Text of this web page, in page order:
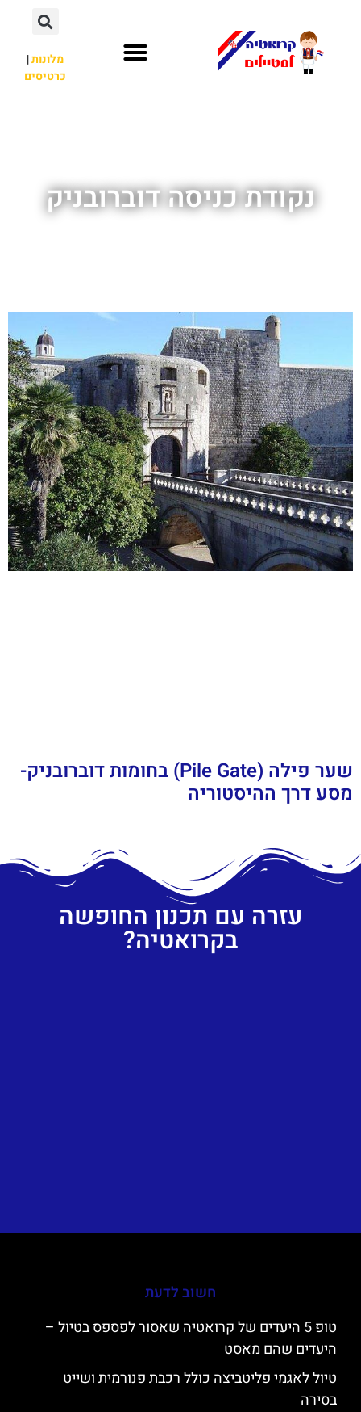
מלונות|
כרטיסים
נקודת כניסה דוברובניק
שער פילה (Pile Gate) בחומות דוברובניק-
מסע דרך ההיסטוריה
עזרה עם תכנון החופשה
בקרואטיה?
חשוב לדעת
טופ 5 היעדים של קרואטיה שאסור לפספס בטיול –
היעדים שהם מאסט
טיול לאגמי פליטביצה כולל רכבת פנורמית ושייט
בסירה